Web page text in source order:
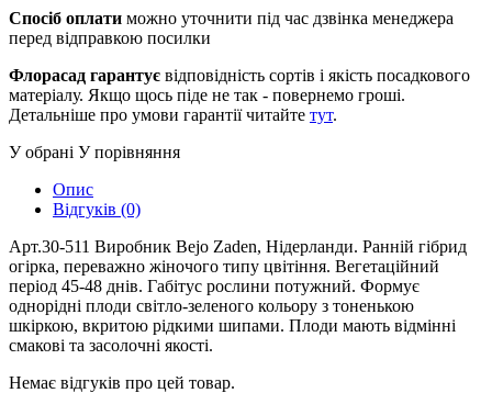
Спосіб оплати можно уточнити під час дзвінка менеджера
перед відправкою посилки
Флорасад гарантує відповідність сортів і якість посадкового
матеріалу. Якщо щось піде не так - повернемо гроші.
Детальніше про умови гарантії читайте тут.
У обрані У порівняння
Опис
Відгуків (0)
Арт.30-511 Виробник Bejo Zaden, Нідерланди. Ранній гібрид
огірка, переважно жіночого типу цвітіння. Вегетаційний
період 45-48 днів. Габітус рослини потужний. Формує
однорідні плоди світло-зеленого кольору з тоненькою
шкіркою, вкритою рідкими шипами. Плоди мають відмінні
смакові та засолочні якості.
Немає відгуків про цей товар.